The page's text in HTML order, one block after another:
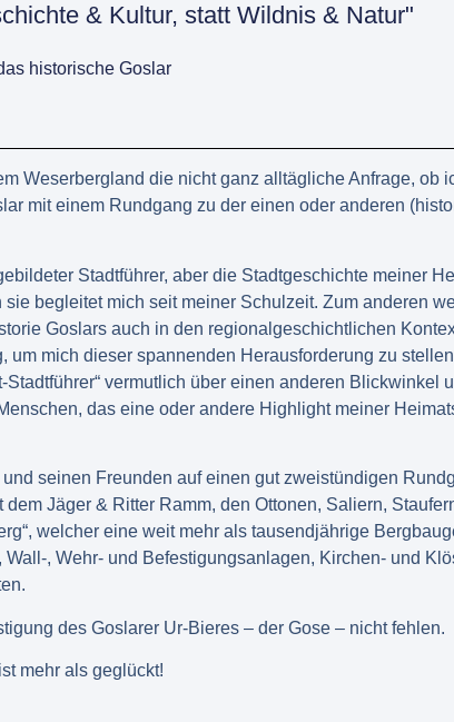
& Kultur, statt Wildnis & Natur"
historische Goslar
Weserbergland die nicht ganz alltägliche Anfrage, ob
mit einem Rundgang zu der einen oder anderen
Stadtführer, aber die Stadtgeschichte meiner
begleitet mich seit meiner Schulzeit. Zum anderen
Goslars auch in den regionalgeschichtlichen
um mich dieser spannenden Herausforderung zu
Stadtführer“ vermutlich über einen anderen Blickwinkel
das eine oder andere Highlight meiner
seinen Freunden auf einen gut zweistündigen
Jäger & Ritter Ramm, den Ottonen, Saliern,
welcher eine weit mehr als tausendjährige
, Wehr- und Befestigungsanlagen, Kirchen- und
des Goslarer Ur-Bieres – der Gose – nicht fehlen.
mehr als geglückt!